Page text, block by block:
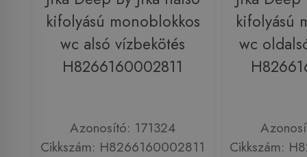
kifolyású monoblokkos
wc alsó vízbekötés
H8266160002811
Azonosító: 171324
Cikkszám: H8266160002811
kifolyású
wc
Cikkszám: